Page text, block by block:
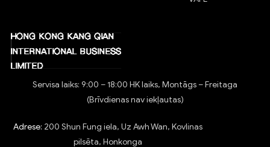
Servisa laiks: 9:00 – 18:00 HK laiks, Montāgs – Freitaga
(Brīvdienas nav iekļautas)
Adrese: 200 Shun Fung iela, Uz Awh Wan, Kovlinas
pilsēta, Honkonga